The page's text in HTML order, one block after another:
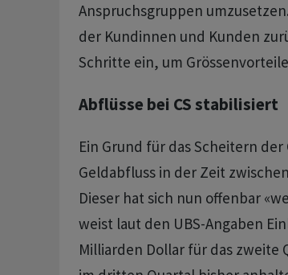
Anspruchsgruppen
der Kundinnen und Kunden
Schritte ein, um
Abflüsse bei CS stabilisiert
Ein Grund für das Scheitern
Geldabfluss in der Zeit
Dieser hat sich nun offenbar
weist laut den UBS-Angaben
Milliarden Dollar für das zweite